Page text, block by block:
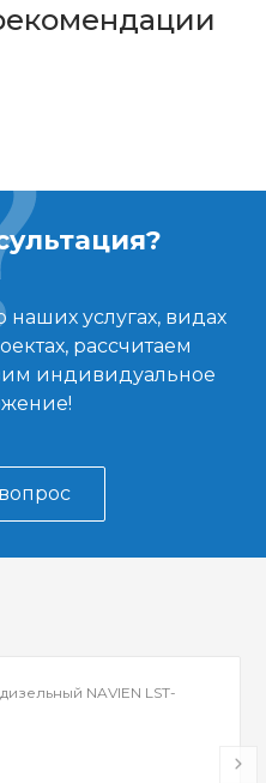
услугах, видах
рассчитаем
индивидуальное
NAVIEN LST-